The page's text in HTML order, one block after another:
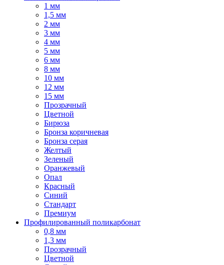
1 мм
1,5 мм
2 мм
3 мм
4 мм
5 мм
6 мм
8 мм
10 мм
12 мм
15 мм
Прозрачный
Цветной
Бирюза
Бронза коричневая
Бронза серая
Желтый
Зеленый
Оранжевый
Опал
Красный
Синий
Стандарт
Премиум
Профилированный поликарбонат
0,8 мм
1,3 мм
Прозрачный
Цветной